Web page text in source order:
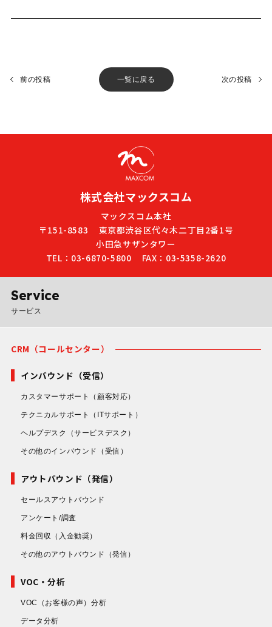
前の投稿 一覧に戻る 次の投稿
株式会社マックスコム
マックスコム本社
〒151-8583
東京都渋谷区代々木二丁目2番1号
小田急サザンタワー
TEL：03-6870-5800
FAX：03-5358-2620
Service
サービス
CRM（コールセンター）
インバウンド（受信）
カスタマーサポート （顧客対応）
テクニカルサポート （ITサポート）
ヘルプデスク （サービスデスク）
その他のインバウンド （受信）
アウトバウンド（発信）
セールスアウトバウンド
アンケート/調査
料金回収 （入金勧奨）
その他のアウトバウンド （発信）
VOC・分析
VOC（お客様の声）分析
データ分析